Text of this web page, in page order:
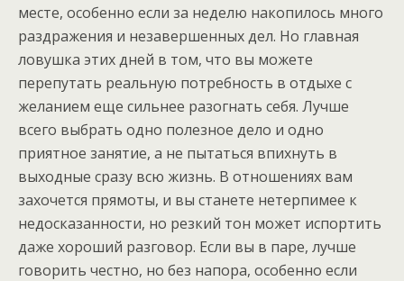
месте, особенно если за неделю накопилось много
раздражения и незавершенных дел. Но главная
ловушка этих дней в том, что вы можете
перепутать реальную потребность в отдыхе с
желанием еще сильнее разогнать себя. Лучше
всего выбрать одно полезное дело и одно
приятное занятие, а не пытаться впихнуть в
выходные сразу всю жизнь. В отношениях вам
захочется прямоты, и вы станете нетерпимее к
недосказанности, но резкий тон может испортить
даже хороший разговор. Если вы в паре, лучше
говорить честно, но без напора, особенно если